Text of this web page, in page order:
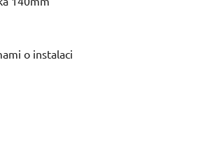
o instalaci